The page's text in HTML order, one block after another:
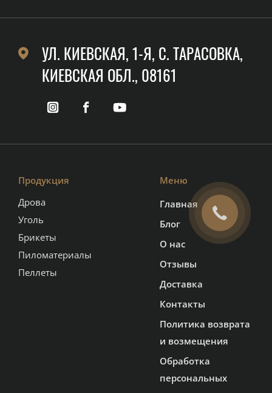
УЛ. КИЕВСКАЯ, 1-Я, C. ТАРАСОВКА,
КИЕВСКАЯ ОБЛ., 08161
Продукция
Дрова
Уголь
Брикеты
Пиломатериалы
Пеллеты
Меню
Главная
Блог
О нас
Отзывы
Доставка
Контакты
Политика возврата
и возмещения
Обработка
персональных